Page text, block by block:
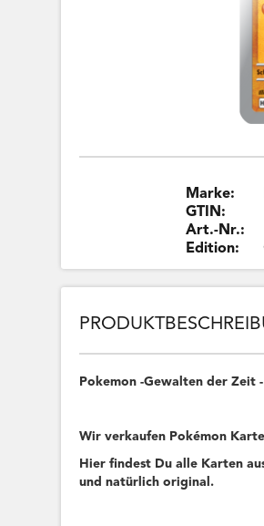
Marke:
GTIN:
Art.-Nr.:
Edition:
Pokemon -Gewalten der Zeit
Wir verkaufen Pokémon
Hier findest Du alle Karten
und natürlich original.